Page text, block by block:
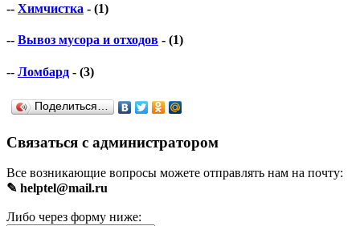
-- Химчистка - (1)
-- Вывоз мусора и отходов - (1)
-- Ломбард - (3)
Поделиться…
Связаться с администратором
Все возникающие вопросы можете отправлять нам на почту:
✎ helptel@mail.ru
Либо через форму ниже: